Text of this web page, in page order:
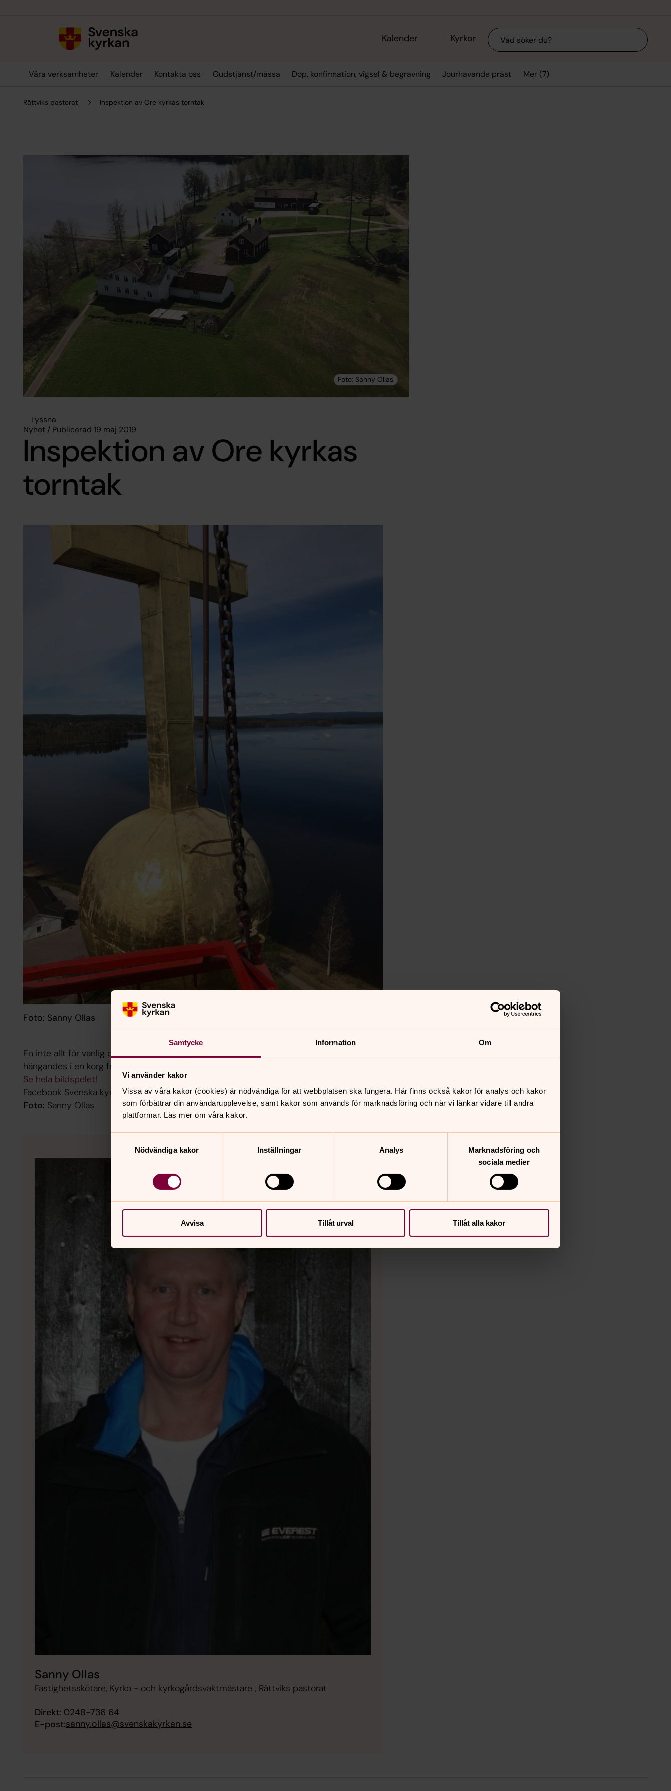
Samtycke Information Om
Vi använder kakor
Vissa av våra kakor (cookies) är nödvändiga för att webbplatsen ska fungera. Här finns också kakor för analys och kakor
som förbättrar din användarupplevelse, samt kakor som används för marknadsföring och när vi länkar vidare till andra
plattformar. Läs mer om våra kakor.
Nödvändiga kakor
Inställningar Analys
Marknadsföring och
sociala medier
Avvisa Tillåt urval Tillåt alla kakor
Kalender Kyrkor Sök
Våra verksamheter Kalender Kontakta oss Gudstjänst/mässa Dop, konfirmation, vigsel & begravning Jourhavande präst Mer (7)
Rättviks pastorat Inspektion av Ore kyrkas torntak
Lyssna
Nyhet / Publicerad 19 maj 2019
Inspektion av Ore kyrkas
torntak
Foto: Sanny Ollas
En inte allt för vanlig dag vid Ore kyrka, då vi haft inspektion av Ore kyrkas torntak
hängandes i en korg från en mobilkran.
Se hela bildspelet!
Facebook Svenska kyrkan Rättvik Boda Ore
Foto: Sanny Ollas
Sanny Ollas
Fastighetsskötare, Kyrko - och kyrkogårdsvaktmästare , Rättviks pastorat
Direkt: 0248-736 64
E-post:sanny.ollas@svenskakyrkan.se